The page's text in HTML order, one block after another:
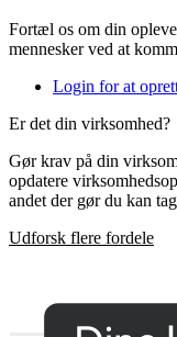
Fortæl os om din
mennesker ved at
Login for at
Er det din virksomhed?
Gør krav på din
opdatere
andet der gør du kan
Udforsk flere fordele